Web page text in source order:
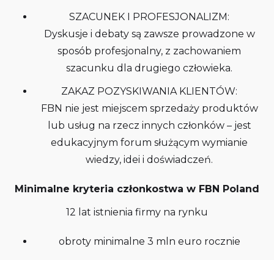
SZACUNEK I PROFESJONALIZM:
Dyskusje i debaty są zawsze prowadzone w
sposób profesjonalny, z zachowaniem
szacunku dla drugiego człowieka.
ZAKAZ POZYSKIWANIA KLIENTÓW:
FBN nie jest miejscem sprzedaży produktów
lub usług na rzecz innych członków – jest
edukacyjnym forum służącym wymianie
wiedzy, idei i doświadczeń.
Minimalne kryteria członkostwa w FBN Poland
12 lat istnienia firmy na rynku
obroty minimalne 3 mln euro rocznie